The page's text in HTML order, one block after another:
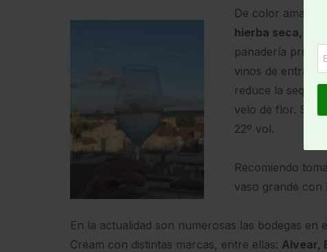
De color
hierba seca,
panadería
vinos de
reduce la
velo de flor. Su
22º vol.
Recomiendo
vaso grande con
En la actualidad son numerosas las bodegas
Cream con distintas marcas, entre ellas: Alvear,